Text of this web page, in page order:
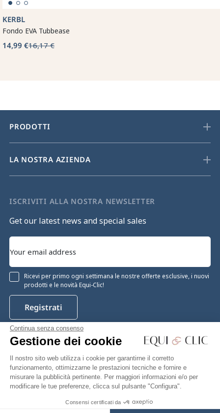
Continua senza consenso
Gestione dei cookie
Il nostro sito web utilizza i cookie per garantirne il corretto
funzionamento, ottimizzarne le prestazioni tecniche e fornire e
misurare la pubblicità pertinente. Per maggiori informazioni e/o per
modificare le tue preferenze, clicca sul pulsante "Configura".
Consensi certificati da
KERBL
Fondo EVA Tubbease
14,99 €16,17 €
PRODOTTI
LA NOSTRA AZIENDA
ISCRIVITI ALLA NOSTRA NEWSLETTER
Get our latest news and special sales
Ricevi per primo ogni settimana le nostre offerte esclusive, i nuovi
prodotti e le novità Equi-Clic!
Registrati
Facebook Twitter
YouTube
Pinterest
Instagram
Equiclic © 2026